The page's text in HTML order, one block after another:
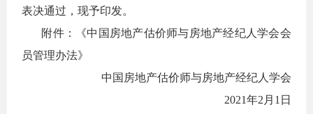
表决通过，现予印发。
附件：《中国房地产估价师与房地产经纪人学会会
员管理办法》
中国房地产估价师与房地产经纪人学会
2021年2月1日